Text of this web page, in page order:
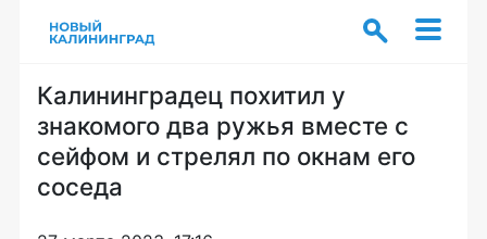
Калининградец похитил у
знакомого два ружья вместе с
сейфом и стрелял по окнам его
соседа